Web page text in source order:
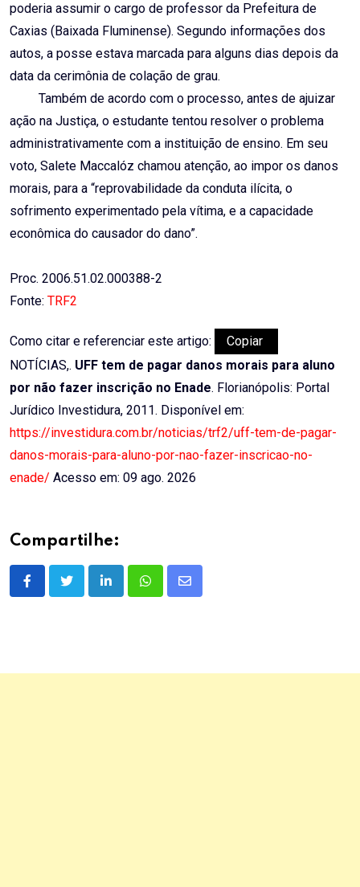
poderia assumir o cargo de professor da Prefeitura de
Caxias (Baixada Fluminense). Segundo informações dos
autos, a posse estava marcada para alguns dias depois da
data da cerimônia de colação de grau.
Também de acordo com o processo, antes de ajuizar
ação na Justiça, o estudante tentou resolver o problema
administrativamente com a instituição de ensino. Em seu
voto, Salete Maccalóz chamou atenção, ao impor os danos
morais, para a “reprovabilidade da conduta ilícita, o
sofrimento experimentado pela vítima, e a capacidade
econômica do causador do dano”.
Proc. 2006.51.02.000388-2
Fonte: TRF2
Como citar e referenciar este artigo:
Copiar
NOTÍCIAS,. UFF tem de pagar danos morais para aluno
por não fazer inscrição no Enade. Florianópolis: Portal
Jurídico Investidura, 2011. Disponível em:
https://investidura.com.br/noticias/trf2/uff-tem-de-pagar-
danos-morais-para-aluno-por-nao-fazer-inscricao-no-
enade/ Acesso em: 09 ago. 2026
Compartilhe:
LinkedInWhatsappShare